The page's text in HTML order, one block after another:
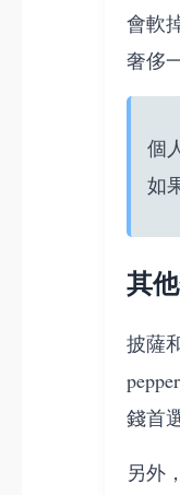
會軟
奢侈
個
如
其
披薩
錢首
另外